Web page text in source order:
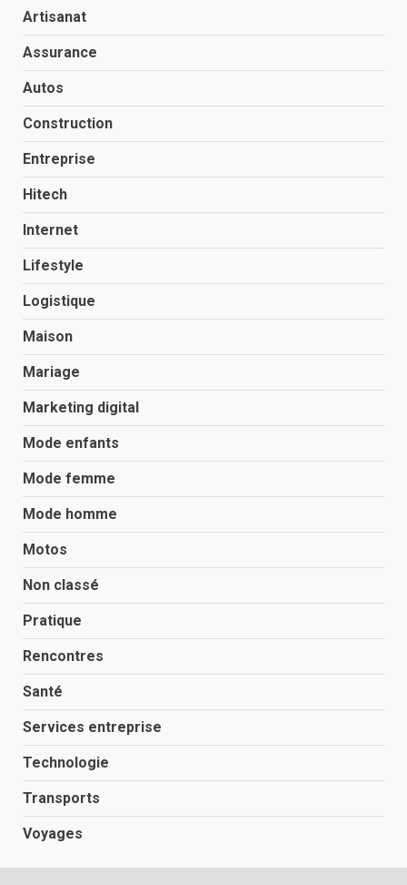
Artisanat
Assurance
Autos
Construction
Entreprise
Hitech
Internet
Lifestyle
Logistique
Maison
Mariage
Marketing digital
Mode enfants
Mode femme
Mode homme
Motos
Non classé
Pratique
Rencontres
Santé
Services entreprise
Technologie
Transports
Voyages